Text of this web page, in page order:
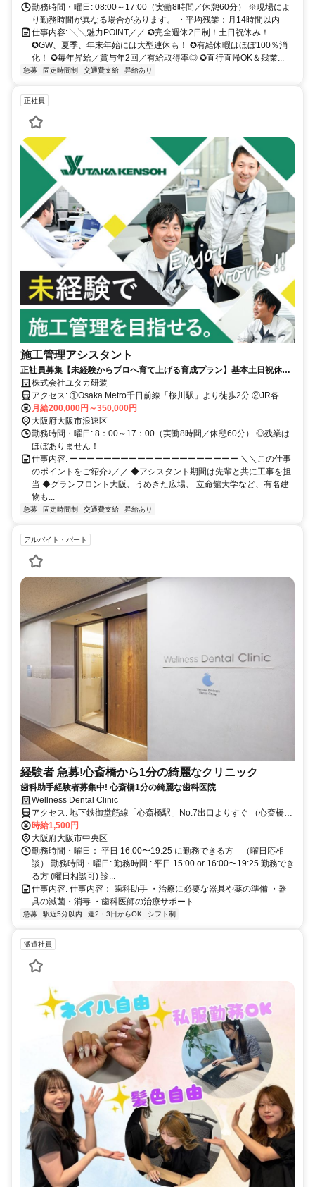
勤務時間・曜日: 08:00～17:00（実働8時間／休憩60分） ※現場によ
り勤務時間が異なる場合があります。 ・平均残業：月14時間以内
仕事内容: ╲╲魅力POINT／／ ✪完全週休2日制！土日祝休み！
✪GW、夏季、年末年始には大型連休も！ ✪有給休暇はほぼ100％消
化！ ✪毎年昇給／賞与年2回／有給取得率◎ ✪直行直帰OK＆残業...
急募 固定時間制 交通費支給 昇給あり
正社員
施工管理アシスタント
正社員募集【未経験からプロへ育て上げる育成プラン】基本土日祝休み
／残業ほぼナシで効率よく業務／昇給・賞与21期連続支給
株式会社ユタカ研装
アクセス: ①Osaka Metro千日前線「桜川駅」より徒歩2分 ②JR各線
「難波駅」より徒歩7分 ③Osaka Metro各線「なんば駅」より徒歩8分
④阪神なんば線「桜川駅」より徒歩10分
月給200,000円～350,000円
大阪府大阪市浪速区
勤務時間・曜日: 8：00～17：00（実働8時間／休憩60分） ◎残業は
ほぼありません！
仕事内容: ーーーーーーーーーーーーーーーーーーーー ＼＼この仕事
のポイントをご紹介♪／／ ◆アシスタント期間は先輩と共に工事を担
当 ◆グランフロント大阪、うめきた広場、 立命館大学など、有名建
物も...
急募 固定時間制 交通費支給 昇給あり
アルバイト・パート
経験者 急募!心斎橋から1分の綺麗なクリニック
歯科助手経験者募集中! 心斎橋1分の綺麗な歯科医院
Wellness Dental Clinic
アクセス: 地下鉄御堂筋線「心斎橋駅」No.7出口よりすぐ （心斎橋大
丸店向かい・OPA隣・アクタス上）
時給1,500円
大阪府大阪市中央区
勤務時間・曜日： 平日 16:00〜19:25 に勤務できる方 （曜日応相
談） 勤務時間・曜日: 勤務時間 : 平日 15:00 or 16:00〜19:25 勤務でき
る方 (曜日相談可) ​診...
仕事内容: 仕事内容： 歯科助手 ・治療に必要な器具や薬の準備 ・器
具の滅菌・消毒 ・歯科医師の治療サポート
急募 駅近5分以内 週2・3日からOK シフト制
派遣社員